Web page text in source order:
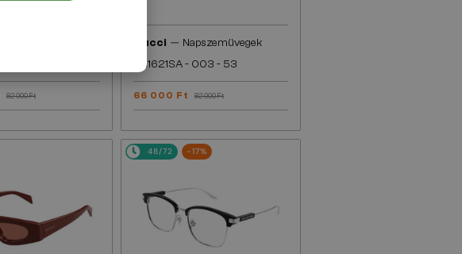
82 000 Ft
Gucci — Napszemüvegek
GG1621SA - 003 - 53
66 000 Ft 82 000 Ft
48/72 -17%